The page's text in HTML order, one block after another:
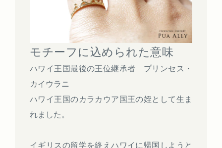
モチーフに込められた意味
ハワイ王国最後の王位継承者 プリンセス・
カイウラニ
ハワイ王国のカラカウア国王の姪として生ま
れました。
イギリスの留学を終えハワイに帰国しようと